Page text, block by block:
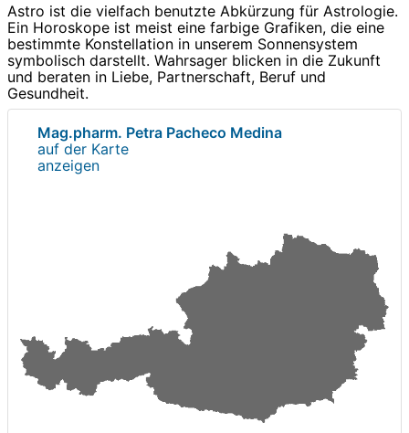
Astro ist die vielfach benutzte Abkürzung für Astrologie.
Ein Horoskope ist meist eine farbige Grafiken, die eine
bestimmte Konstellation in unserem Sonnensystem
symbolisch darstellt. Wahrsager blicken in die Zukunft
und beraten in Liebe, Partnerschaft, Beruf und
Gesundheit.
Mag.pharm. Petra Pacheco Medina
auf der Karte
anzeigen